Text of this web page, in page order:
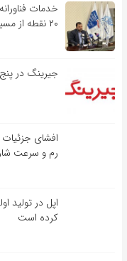
خدمات
۲۰ نقطه از مسیر نجف تا کربلا
جیرینگ در
رم و سرعت
کرده است